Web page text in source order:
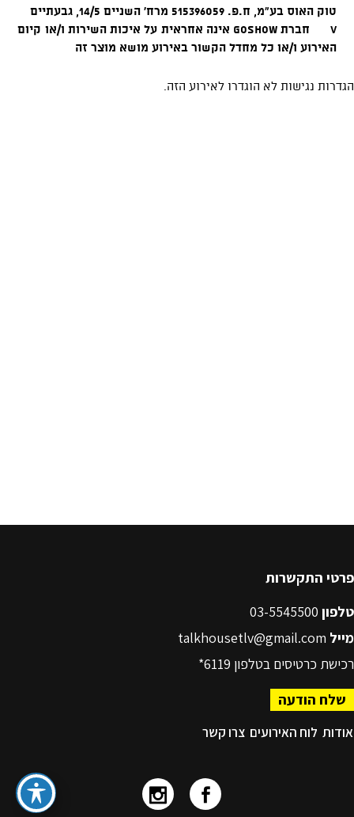
פרטי התקשרות
טלפון
מייל talkhousetlv@gmail.com
רכישת כרטיסים בטלפון 6119*
שלח הודעה
אודות לוח האירועים צרו קשר